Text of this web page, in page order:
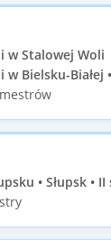
w Stalowej Woli
w Bielsku-Białej
• Słupsk •